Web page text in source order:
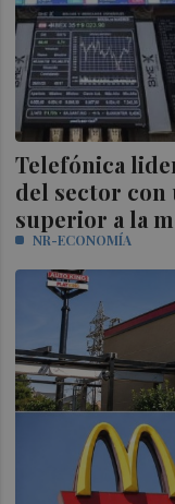
Telefónica
del sector con
superior a la
NR-ECONOMÍA